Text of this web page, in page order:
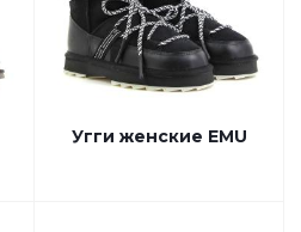
Угги женские EMU